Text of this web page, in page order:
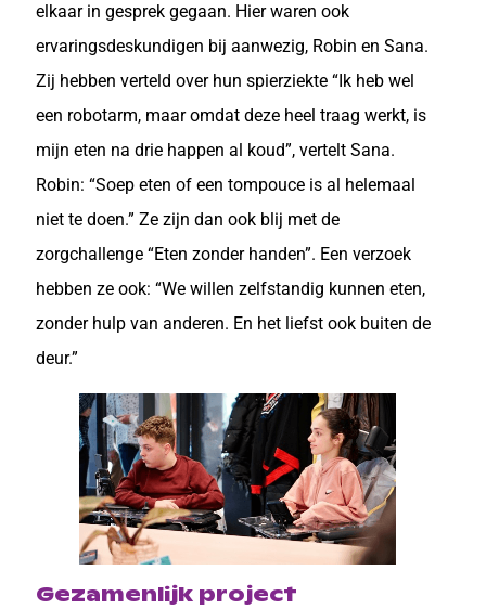
elkaar in gesprek gegaan. Hier waren ook
ervaringsdeskundigen bij aanwezig, Robin en Sana.
Zij hebben verteld over hun spierziekte “Ik heb wel
een robotarm, maar omdat deze heel traag werkt, is
mijn eten na drie happen al koud”, vertelt Sana.
Robin: “Soep eten of een tompouce is al helemaal
niet te doen.” Ze zijn dan ook blij met de
zorgchallenge “Eten zonder handen”. Een verzoek
hebben ze ook: “We willen zelfstandig kunnen eten,
zonder hulp van anderen. En het liefst ook buiten de
deur.”
Gezamenlijk project